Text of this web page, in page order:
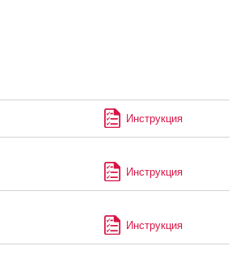
Инструкция
Инструкция
Инструкция